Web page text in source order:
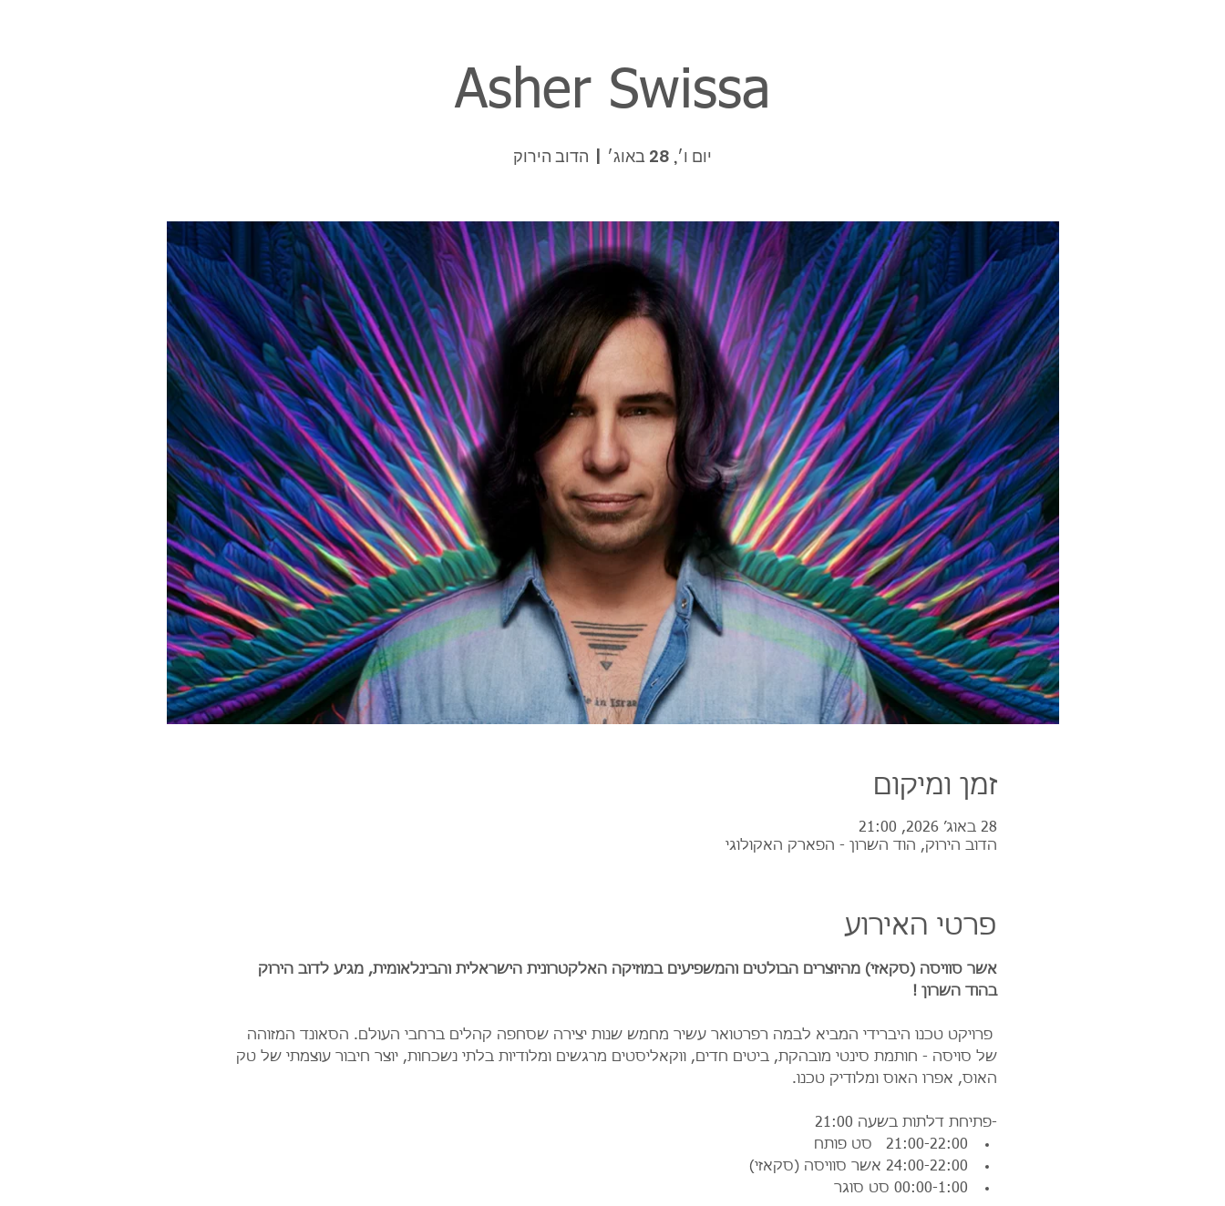
Asher Swissa
יום ו׳, 28 באוג׳
  |
הדוב הירוק
זמן ומיקום
28 באוג׳ 2026, 21:00
הדוב הירוק, הוד השרון - הפארק האקולוגי
פרטי האירוע
אשר סוויסה (סקאזי) מהיוצרים הבולטים והמשפיעים במוזיקה האלקטרונית הישראלית והבינלאומית, מגיע לדוב הירוק
בהוד השרון !
פרויקט טכנו היברידי המביא לבמה רפרטואר עשיר מחמש שנות יצירה שסחפה קהלים ברחבי העולם. הסאונד המזוהה
של סויסה - חותמת סינטי מובהקת, ביטים חדים, ווקאליסטים מרגשים ומלודיות בלתי נשכחות, יוצר חיבור עוצמתי של טק
האוס, אפרו האוס ומלודיק טכנו.
-פתיחת דלתות בשעה 21:00
21:00-22:00   סט פותח
24:00-22:00 אשר סוויסה (סקאזי)
00:00-1:00 סט סוגר